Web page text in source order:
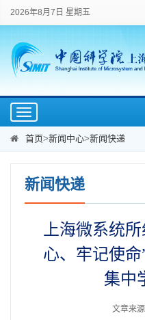
2026年8月7日 星期五
Toggle
navigation
首页>新闻中心>新闻快递
新闻快递
上海微系统
心、牢记使
集中
文章来